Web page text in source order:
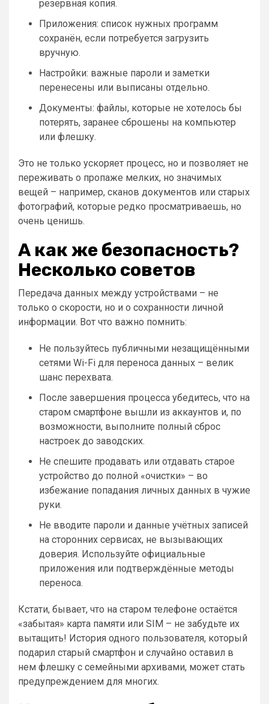
резервная копия.
Приложения: список нужных программ
сохранён, если потребуется загрузить
вручную.
Настройки: важные пароли и заметки
перенесены или выписаны отдельно.
Документы: файлы, которые не хотелось бы
потерять, заранее сброшены на компьютер
или флешку.
Это не только ускоряет процесс, но и позволяет не
переживать о пропаже мелких, но значимых
вещей – например, сканов документов или старых
фотографий, которые редко просматриваешь, но
очень ценишь.
А как же безопасность?
Несколько советов
Передача данных между устройствами – не
только о скорости, но и о сохранности личной
информации. Вот что важно помнить:
Не пользуйтесь публичными незащищёнными
сетями Wi-Fi для переноса данных – велик
шанс перехвата.
После завершения процесса убедитесь, что на
старом смартфоне вышли из аккаунтов и, по
возможности, выполните полный сброс
настроек до заводских.
Не спешите продавать или отдавать старое
устройство до полной «очистки» – во
избежание попадания личных данных в чужие
руки.
Не вводите пароли и данные учётных записей
на сторонних сервисах, не вызывающих
доверия. Используйте официальные
приложения или подтверждённые методы
переноса.
Кстати, бывает, что на старом телефоне остаётся
«забытая» карта памяти или SIM – не забудьте их
вытащить! История одного пользователя, который
подарил старый смартфон и случайно оставил в
нем флешку с семейными архивами, может стать
предупреждением для многих.